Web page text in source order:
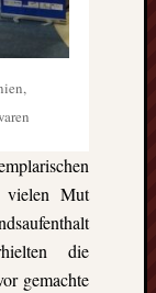
vielen Mut
die
gemachte